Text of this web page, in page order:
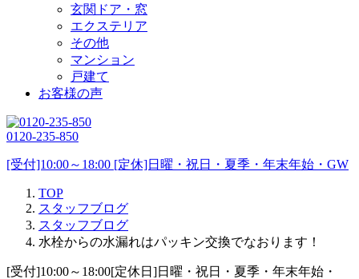
玄関ドア・窓
エクステリア
その他
マンション
戸建て
お客様の声
0120-235-850
[受付]10:00～18:00 [定休]日曜・祝日・夏季・年末年始・GW
TOP
スタッフブログ
スタッフブログ
水栓からの水漏れはパッキン交換でなおります！
[受付]10:00～18:00[定休日]日曜・祝日・夏季・年末年始・